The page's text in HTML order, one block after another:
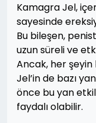
Kamagra Jel,
sayesinde
Bu bileşen,
uzun süreli ve
Ancak, her
Jel’in de bazı
önce bu yan
faydalı olabilir.